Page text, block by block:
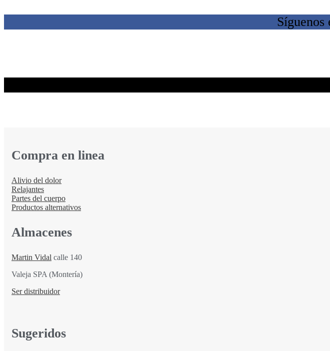
Síguenos
Compra en linea
Alivio del dolor
Relajantes
Partes del cuerpo
Productos alternativos
Almacenes
Martin Vidal calle 140
Valeja SPA (Montería)
Ser distribuidor
Sugeridos